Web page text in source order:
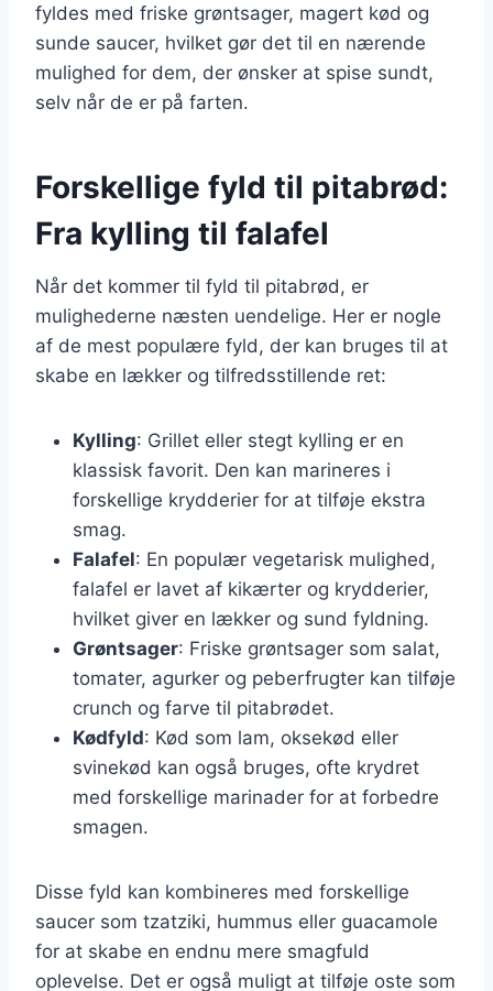
fyldes med friske grøntsager, magert kød og
sunde saucer, hvilket gør det til en nærende
mulighed for dem, der ønsker at spise sundt,
selv når de er på farten.
Forskellige fyld til pitabrød:
Fra kylling til falafel
Når det kommer til fyld til pitabrød, er
mulighederne næsten uendelige. Her er nogle
af de mest populære fyld, der kan bruges til at
skabe en lækker og tilfredsstillende ret:
Kylling: Grillet eller stegt kylling er en
klassisk favorit. Den kan marineres i
forskellige krydderier for at tilføje ekstra
smag.
Falafel: En populær vegetarisk mulighed,
falafel er lavet af kikærter og krydderier,
hvilket giver en lækker og sund fyldning.
Grøntsager: Friske grøntsager som salat,
tomater, agurker og peberfrugter kan tilføje
crunch og farve til pitabrødet.
Kødfyld: Kød som lam, oksekød eller
svinekød kan også bruges, ofte krydret
med forskellige marinader for at forbedre
smagen.
Disse fyld kan kombineres med forskellige
saucer som tzatziki, hummus eller guacamole
for at skabe en endnu mere smagfuld
oplevelse. Det er også muligt at tilføje oste som